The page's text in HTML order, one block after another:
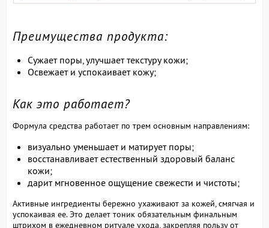
Преимущества продукта:
Сужает поры, улучшает текстуру кожи;
Освежает и успокаивает кожу;
Как это работает?
Формула средства работает по трем основным направлениям:
визуально уменьшает и матирует поры;
восстанавливает естественный здоровый баланс
кожи;
дарит мгновенное ощущение свежести и чистоты;
Активные ингредиенты бережно ухаживают за кожей, смягчая и
успокаивая ее. Это делает тоник обязательным финальным
штрихом в ежедневном ритуале ухода, закрепляя пользу от